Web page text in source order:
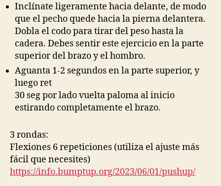
Inclínate ligeramente hacia delante, de modo
que el pecho quede hacia la pierna delantera.
Dobla el codo para tirar del peso hasta la
cadera. Debes sentir este ejercicio en la parte
superior del brazo y el hombro.
Aguanta 1-2 segundos en la parte superior, y
luego ret
30 seg por lado vuelta paloma al inicio
estirando completamente el brazo.
3 rondas:
Flexiones 6 repeticiones (utiliza el ajuste más
fácil que necesites)
https://info.bumptup.org/2023/06/01/pushup/